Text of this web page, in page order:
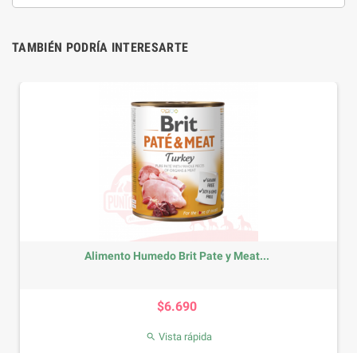
TAMBIÉN PODRÍA INTERESARTE
Alimento Humedo Brit Pate y Meat...
$6.690
 Vista rápida